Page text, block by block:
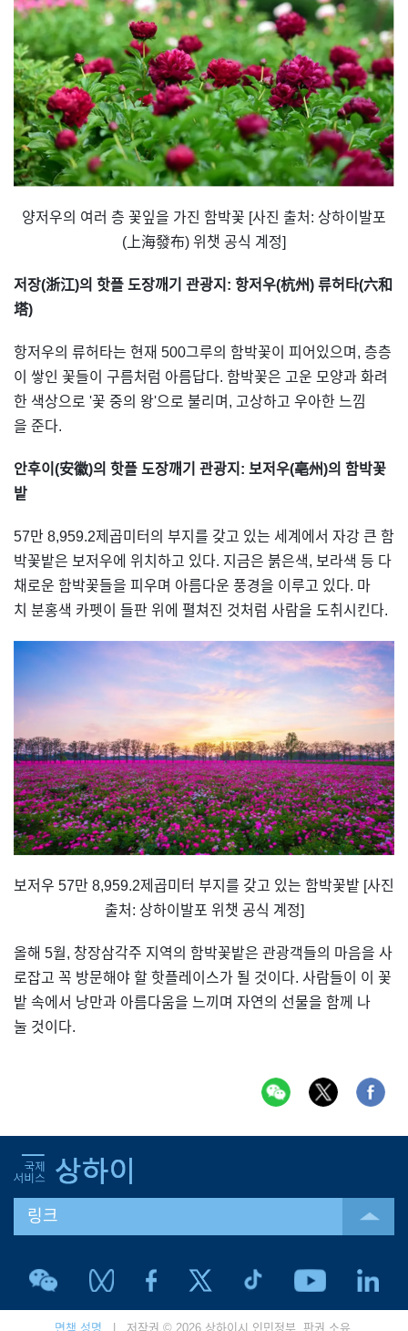
양저우의 여러 층 꽃잎을 가진 함박꽃 [사진 출처: 상하이발포
(上海發布) 위챗 공식 계정]
저장(浙江)의 핫플 도장깨기 관광지: 항저우(杭州) 류허타(六和
塔)
항저우의 류허타는 현재 500그루의 함박꽃이 피어있으며, 층층
이 쌓인 꽃들이 구름처럼 아름답다. 함박꽃은 고운 모양과 화려
한 색상으로 '꽃 중의 왕'으로 불리며, 고상하고 우아한 느낌
을 준다.
안후이(安徽)의 핫플 도장깨기 관광지: 보저우(亳州)의 함박꽃
밭
57만 8,959.2제곱미터의 부지를 갖고 있는 세계에서 자강 큰 함
박꽃밭은 보저우에 위치하고 있다. 지금은 붉은색, 보라색 등 다
채로운 함박꽃들을 피우며 아름다운 풍경을 이루고 있다. 마
치 분홍색 카펫이 들판 위에 펼쳐진 것처럼 사람을 도취시킨다.
보저우 57만 8,959.2제곱미터 부지를 갖고 있는 함박꽃밭 [사진
출처: 상하이발포 위챗 공식 계정]
올해 5월, 창장삼각주 지역의 함박꽃밭은 관광객들의 마음을 사
로잡고 꼭 방문해야 할 핫플레이스가 될 것이다. 사람들이 이 꽃
밭 속에서 낭만과 아름다움을 느끼며 자연의 선물을 함께 나
눌 것이다.
링크
면책 성명 | 저작권 © 2026 상하이시 인민정부. 판권 소유.